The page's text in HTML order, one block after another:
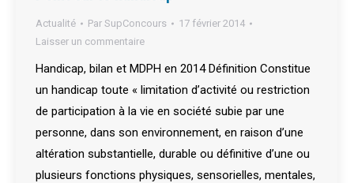
Actualité Par SupConcours
17 février 2014
Laisser un commentaire
Handicap, bilan et MDPH en 2014 Définition Constitue
un handicap toute « limitation d’activité ou restriction
de participation à la vie en société subie par une
personne, dans son environnement, en raison d’une
altération substantielle, durable ou définitive d’une ou
plusieurs fonctions physiques, sensorielles, mentales,